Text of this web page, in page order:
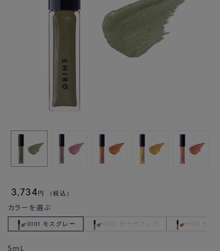
3,734 円 （税込）
カラーを選ぶ
0I01 モスグレー 0I02 モーヴフィグ 0I03 サニ
5mL